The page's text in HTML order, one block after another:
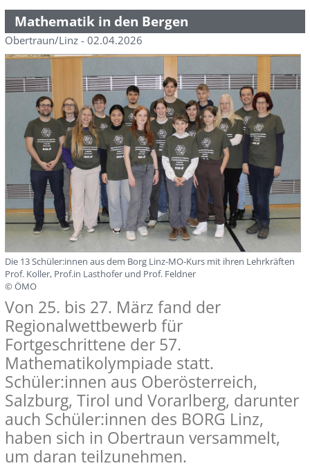
Mathematik in den Bergen
Obertraun/Linz - 02.04.2026
Die 13 Schüler:innen aus dem Borg Linz-MO-Kurs mit ihren Lehrkräften
Prof. Koller, Prof.in Lasthofer und Prof. Feldner
© ÖMO
Von 25. bis 27. März fand der
Regionalwettbewerb für
Fortgeschrittene der 57.
Mathematikolympiade statt.
Schüler:innen aus Oberösterreich,
Salzburg, Tirol und Vorarlberg, darunter
auch Schüler:innen des BORG Linz,
haben sich in Obertraun versammelt,
um daran teilzunehmen.